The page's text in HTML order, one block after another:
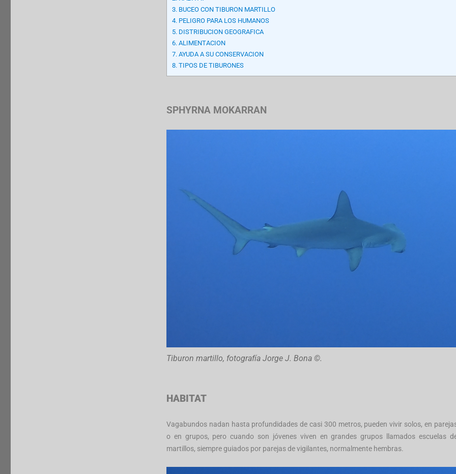
3. BUCEO CON TIBURON MARTILLO
4. PELIGRO PARA LOS HUMANOS
5. DISTRIBUCION GEOGRAFICA
6. ALIMENTACION
7. AYUDA A SU CONSERVACION
8. TIPOS DE TIBURONES
SPHYRNA MOKARRAN
Tiburon martillo, fotografía Jorge J. Bona ©.
HABITAT
Vagabundos nadan hasta profundidades de casi 300 metros, pueden vivir solos, en
o en grupos, pero cuando son jóvenes viven en grandes grupos llamados escuelas
martillos, siempre guiados por parejas de vigilantes, normalmente hembras.